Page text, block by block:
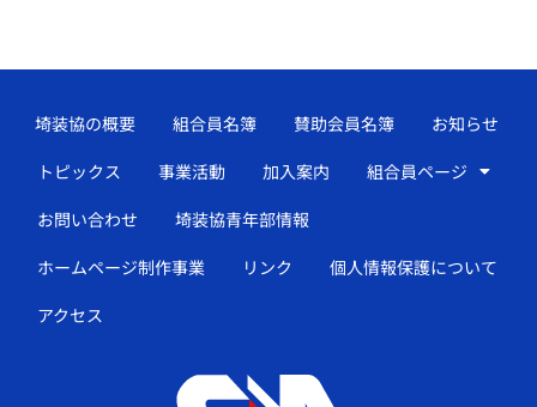
埼装協の概要 組合員名簿 賛助会員名簿
お知らせ
トピックス
事業活動 加入案内
組合員ページ
お問い合わせ
埼装協青年部情報
ホームページ制作事業
リンク
個人情報保護について
アクセス